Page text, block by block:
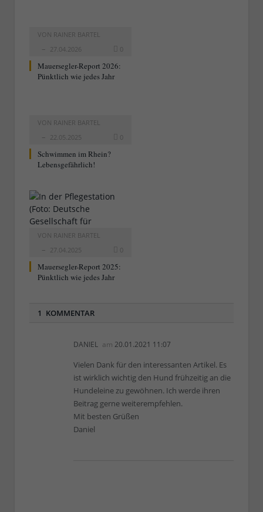
VON RAINER BARTEL
27.04.2026
0
Mauersegler-Report 2026:
Pünktlich wie jedes Jahr
VON RAINER BARTEL
22.05.2025
0
Schwimmen im Rhein?
Lebensgefährlich!
VON RAINER BARTEL
27.04.2025
0
Mauersegler-Report 2025:
Pünktlich wie jedes Jahr
1 KOMMENTAR
DANIEL am 20.01.2021 11:07
Vielen Dank für den interessanten Artikel. Es
ist wirklich wichtig den Hund frühzeitig an die
Hundeleine zu gewöhnen. Ich werde ihren
Beitrag gerne weiterempfehlen.
Mit besten Grüßen
Daniel